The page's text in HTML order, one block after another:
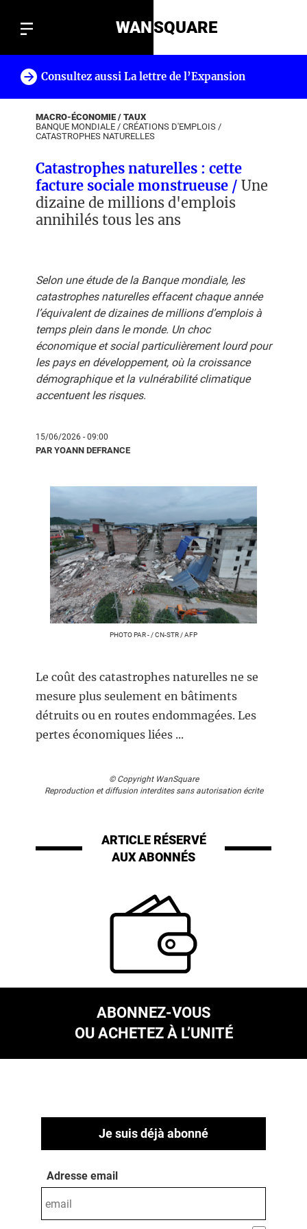
WANSQUARE
Consultez aussi La lettre de l’Expansion
MACRO-ÉCONOMIE / TAUX
BANQUE MONDIALE / CRÉATIONS D'EMPLOIS /
CATASTROPHES NATURELLES
Catastrophes naturelles : cette
facture sociale monstrueuse / Une
dizaine de millions d'emplois
annihilés tous les ans
Selon une étude de la Banque mondiale, les
catastrophes naturelles effacent chaque année
l’équivalent de dizaines de millions d’emplois à
temps plein dans le monde. Un choc
économique et social particulièrement lourd pour
les pays en développement, où la croissance
démographique et la vulnérabilité climatique
accentuent les risques.
15/06/2026 - 09:00
PAR YOANN DEFRANCE
PHOTO PAR - / CN-STR / AFP
Le coût des catastrophes naturelles ne se
mesure plus seulement en bâtiments
détruits ou en routes endommagées. Les
pertes économiques liées ...
© Copyright WanSquare
Reproduction et diffusion interdites sans autorisation écrite
ARTICLE RÉSERVÉ
AUX ABONNÉS
ABONNEZ-VOUS
OU ACHETEZ À L’UNITÉ
Je suis déjà abonné
Adresse email